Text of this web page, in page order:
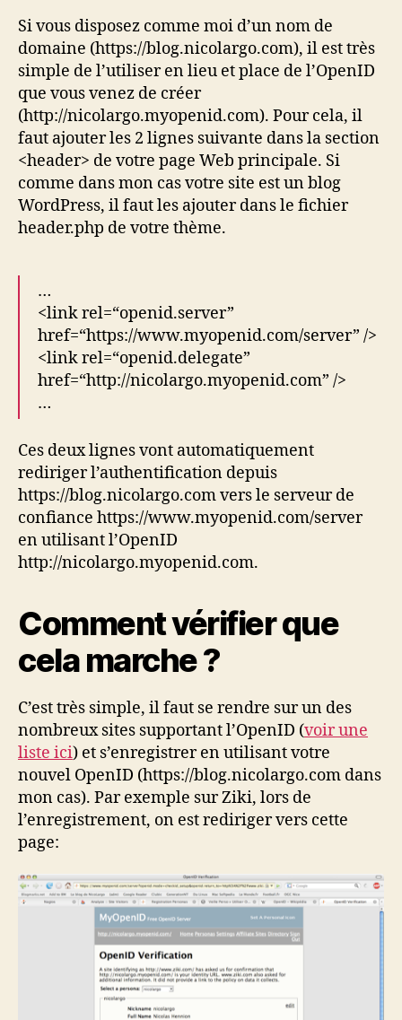
Si vous disposez comme moi d’un nom de
domaine (https://blog.nicolargo.com), il est très
simple de l’utiliser en lieu et place de l’OpenID
que vous venez de créer
(http://nicolargo.myopenid.com). Pour cela, il
faut ajouter les 2 lignes suivante dans la section
<header> de votre page Web principale. Si
comme dans mon cas votre site est un blog
WordPress, il faut les ajouter dans le fichier
header.php de votre thème.
…
<link rel=“openid.server”
href=“https://www.myopenid.com/server” />
<link rel=“openid.delegate”
href=“http://nicolargo.myopenid.com” />
…
Ces deux lignes vont automatiquement
rediriger l’authentification depuis
https://blog.nicolargo.com vers le serveur de
confiance https://www.myopenid.com/server
en utilisant l’OpenID
http://nicolargo.myopenid.com.
Comment vérifier que
cela marche ?
C’est très simple, il faut se rendre sur un des
nombreux sites supportant l’OpenID (voir une
liste ici) et s’enregistrer en utilisant votre
nouvel OpenID (https://blog.nicolargo.com dans
mon cas). Par exemple sur Ziki, lors de
l’enregistrement, on est rediriger vers cette
page: